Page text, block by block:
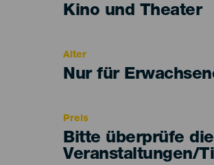
Categoría
Kino und Theater
Alter
Edad
Nur für
Preis
Bitte überprüfe
Veranstaltungen/